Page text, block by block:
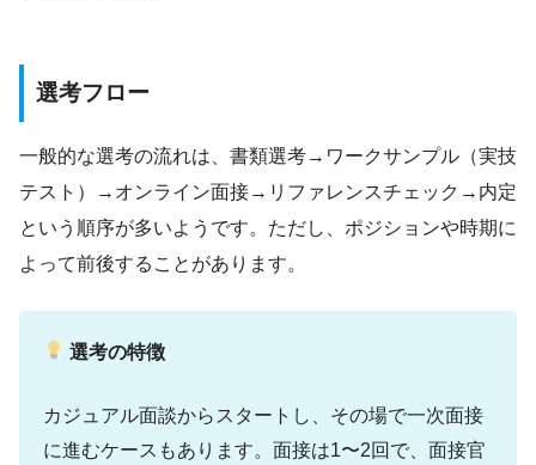
選考フロー
一般的な選考の流れは、書類選考→ワークサンプル（実技
テスト）→オンライン面接→リファレンスチェック→内定
という順序が多いようです。ただし、ポジションや時期に
よって前後することがあります。
選考の特徴
カジュアル面談からスタートし、その場で一次面接
に進むケースもあります。面接は1〜2回で、面接官